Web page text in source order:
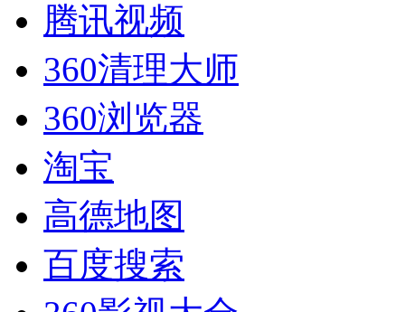
腾讯视频
360清理大师
360浏览器
淘宝
高德地图
百度搜索